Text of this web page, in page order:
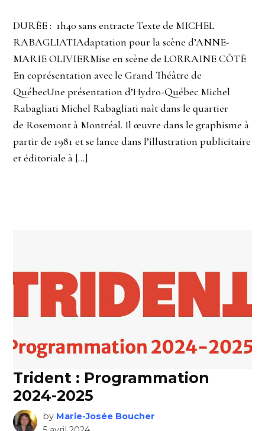
DURÉE : 1h40 sans entracte Texte de MICHEL
RABAGLIATIAdaptation pour la scène d’ANNE-
MARIE OLIVIERMise en scène de LORRAINE CÔTÉ
En coprésentation avec le Grand Théâtre de
QuébecUne présentation d’Hydro-Québec Michel
Rabagliati Michel Rabagliati naît dans le quartier
de Rosemont à Montréal. Il œuvre dans le graphisme à
partir de 1981 et se lance dans l’illustration publicitaire
et éditoriale à […]
Trident : Programmation
2024-2025
by Marie-Josée Boucher